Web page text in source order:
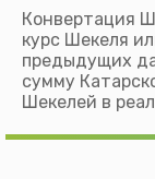
Конвертация
курс Шекеля
предыдущих
сумму
Шекелей в